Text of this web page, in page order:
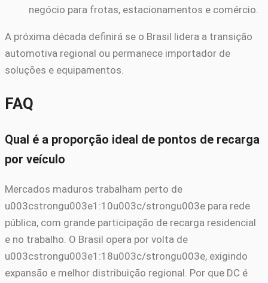
negócio para frotas, estacionamentos e comércio.
A próxima década definirá se o Brasil lidera a transição
automotiva regional ou permanece importador de
soluções e equipamentos.
FAQ
Qual é a proporção ideal de pontos de recarga
por veículo
Mercados maduros trabalham perto de
u003cstrongu003e1:10u003c/strongu003e para rede
pública, com grande participação de recarga residencial
e no trabalho. O Brasil opera por volta de
u003cstrongu003e1:18u003c/strongu003e, exigindo
expansão e melhor distribuição regional. Por que DC é